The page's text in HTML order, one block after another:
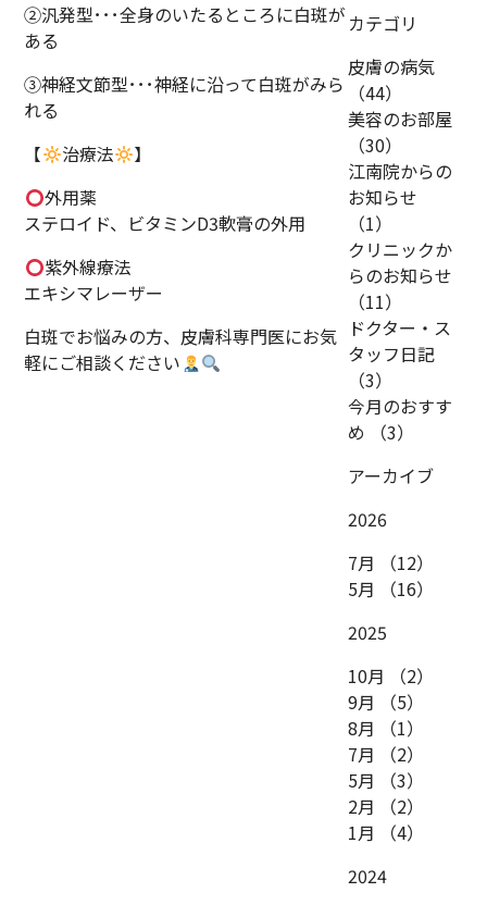
②汎発型･･･全身のいたるところに白斑が
ある
③神経文節型･･･神経に沿って白斑がみら
れる
【
治療法
】
外用薬
ステロイド、ビタミンD3軟膏の外用
紫外線療法
エキシマレーザー
白斑でお悩みの方、皮膚科専門医にお気
軽にご相談ください
カテゴリ
皮膚の病気
（44）
美容のお部屋
（30）
江南院からの
お知らせ
（1）
クリニックか
らのお知らせ
（11）
ドクター・ス
タッフ日記
（3）
今月のおすす
め
（3）
アーカイブ
2026
7月
（12）
5月
（16）
2025
10月
（2）
9月
（5）
8月
（1）
7月
（2）
5月
（3）
2月
（2）
1月
（4）
2024